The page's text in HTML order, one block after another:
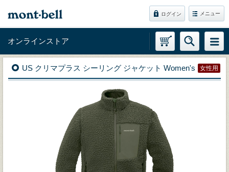
ログイン メニュー
オンラインストア
US クリマプラス シーリング ジャケット Women's 女性用